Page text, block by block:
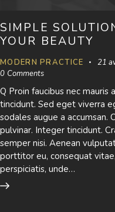
SIMPLE
YOUR BEAUTY
MODERN PRACTICE 21
0 Comments
Q Proin faucibus nec
tincidunt. Sed eget viverra
sodales augue a accumsan.
pulvinar. Integer tincidunt.
semper nisi. Aenean
porttitor eu, consequat
perspiciatis, unde…